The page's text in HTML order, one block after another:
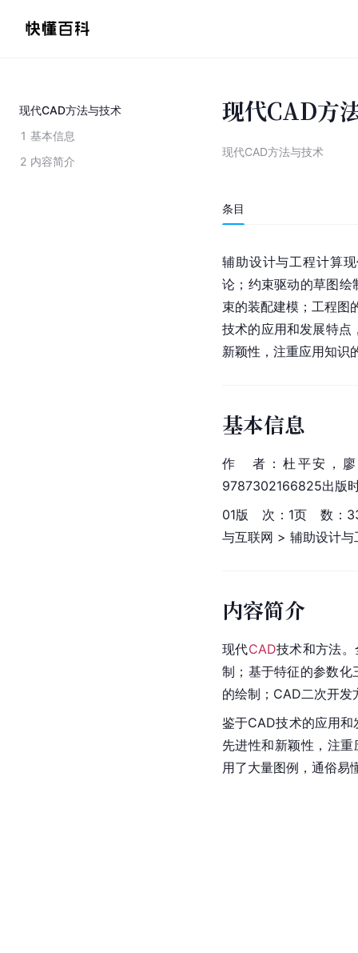
现代CAD方法与技术
1 基本信息
2 内容简介
现代CAD方
现代CAD方法与技术
条目
辅助设计与工程计算
论；约束驱动的草图绘
束的装配建模；工程图
技术的应用和发展特点
新颖性，注重应用知识
基本信息
作　者：杜平安，
9787302166825出版
01版　次：1页　数：
与互联网 > 辅助设计与
内容简介
现代CAD技术和方法
制；基于特征的参数化
的绘制；CAD二次开
鉴于CAD技术的应用和
先进性和新颖性，注
用了大量图例，通俗易